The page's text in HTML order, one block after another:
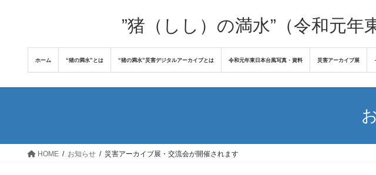
ス
ン
”猪（しし）の満水”（令和元
ホーム “猪の満水”とは “猪の満水”災害デジタルアーカイブとは 令和元年東日本台風写真・資料 災害アーカイブ展
HOME お知らせ 災害アーカイブ展・交流会が開催されます